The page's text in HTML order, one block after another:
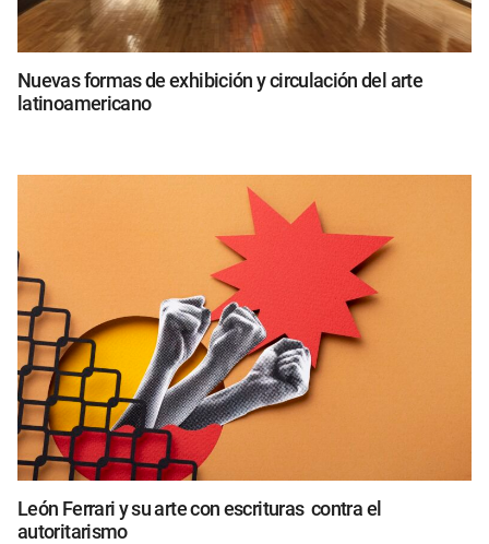
Nuevas formas de exhibición y circulación del arte
latinoamericano
León Ferrari y su arte con escrituras contra el
autoritarismo